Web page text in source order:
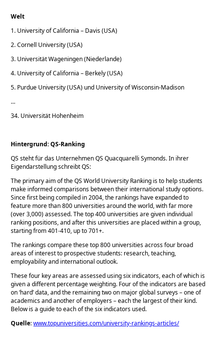
Welt
1. University of California – Davis (USA)
2. Cornell University (USA)
3. Universität Wageningen (Niederlande)
4. University of California – Berkely (USA)
5. Purdue University (USA) und University of Wisconsin-Madison
…
34. Universität Hohenheim
Hintergrund: QS-Ranking
QS steht für das Unternehmen QS Quacquarelli Symonds. In ihrer
Eigendarstellung schreibt QS:
The primary aim of the QS World University Ranking is to help students
make informed comparisons between their international study options.
Since first being compiled in 2004, the rankings have expanded to
feature more than 800 universities around the world, with far more
(over 3,000) assessed. The top 400 universities are given individual
ranking positions, and after this universities are placed within a group,
starting from 401-410, up to 701+.
The rankings compare these top 800 universities across four broad
areas of interest to prospective students: research, teaching,
employability and international outlook.
These four key areas are assessed using six indicators, each of which is
given a different percentage weighting. Four of the indicators are based
on ‘hard’ data, and the remaining two on major global surveys – one of
academics and another of employers – each the largest of their kind.
Below is a guide to each of the six indicators used.
Quelle:www.topuniversities.com/university-rankings-articles/